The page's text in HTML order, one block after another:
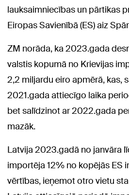
lauksaimniecības un pārtikas
Eiropas Savienībā (ES) aiz
ZM norāda, ka 2023.gada
valstis kopumā no Krievijas
2,2 miljardu eiro apmērā, kas,
2021.gada attiecīgo laika
bet salīdzinot ar 2022.gada
mazāk.
Latvija 2023.gadā no janvāra
importēja 12% no kopējās ES
vērtības, ieņemot otro vietu